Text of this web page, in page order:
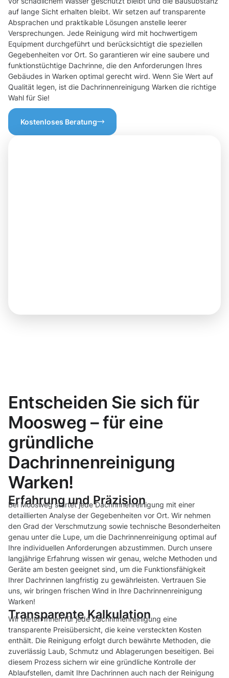
auf lange Sicht erhalten bleibt. Wir setzen auf transparente
Absprachen und praktikable Lösungen anstelle leerer
Versprechungen. Jede Reinigung wird mit hochwertigem
Equipment durchgeführt und berücksichtigt die speziellen
Gegebenheiten vor Ort. So garantieren wir eine saubere und
funktionstüchtige Dachrinne, die den Anforderungen Ihres
Gebäudes in Warken optimal gerecht wird. Wenn Sie Wert auf
Qualität legen, ist die Dachrinnenreinigung Warken die richtige
Wahl für Sie!
Kostenloses Beratung
Entscheiden Sie sich für
Moosweg – für eine
gründliche
Dachrinnenreinigung
Warken!
Erfahrung und Präzision
Bei Moosweg startet jede Dachrinnenreinigung mit einer
detaillierten Analyse der Gegebenheiten vor Ort. Wir nehmen
den Grad der Verschmutzung sowie technische Besonderheiten
genau unter die Lupe, um die Dachrinnenreinigung optimal auf
Ihre individuellen Anforderungen abzustimmen. Durch unsere
langjährige Erfahrung wissen wir genau, welche Methoden und
Geräte am besten geeignet sind, um die Funktionsfähigkeit
Ihrer Dachrinnen langfristig zu gewährleisten. Vertrauen Sie
uns, wir bringen frischen Wind in Ihre Dachrinnenreinigung
Warken!
Transparente Kalkulation
Wir bieten Ihnen für jede Dachrinnenreinigung eine
transparente Preisübersicht, die keine versteckten Kosten
enthält. Die Reinigung erfolgt durch bewährte Methoden, die
zuverlässig Laub, Schmutz und Ablagerungen beseitigen. Bei
diesem Prozess sichern wir eine gründliche Kontrolle der
Ablaufstellen, damit Ihre Dachrinnen auch nach der Reinigung